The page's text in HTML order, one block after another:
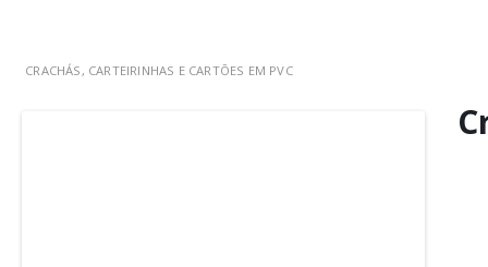
CRACHÁS, CARTEIRINHAS E CARTÕES EM PVC